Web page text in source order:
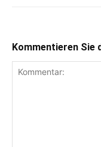
Kommentieren Sie